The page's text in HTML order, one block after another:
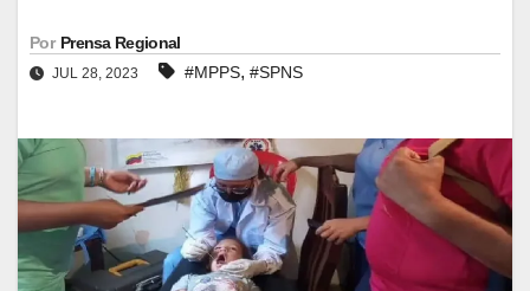
Por Prensa Regional
JUL 28, 2023 #MPPS, #SPNS